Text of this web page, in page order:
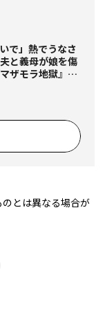
で」熱でうなさ
と義母が娘を傷
ザモラ地獄』
とは異なる場合が